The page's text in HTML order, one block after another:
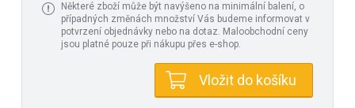
Některé zboží může být navýšeno na minimální balení, o
případných změnách množství Vás budeme informovat v
potvrzení objednávky nebo na dotaz. Maloobchodní ceny
jsou platné pouze při nákupu přes e-shop.
Vložit do košíku